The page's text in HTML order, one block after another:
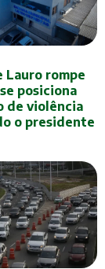
Lauro rompe
posiciona
de violência
o presidente